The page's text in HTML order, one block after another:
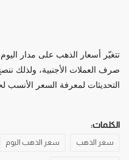
تتغيّر أسعار الذهب على مدار
صرف العملات الأجنبية، ولذلك
التحديثات لمعرفة السعر الأنسب
الكلمات:
سعر الذهب سعر الذهب اليوم